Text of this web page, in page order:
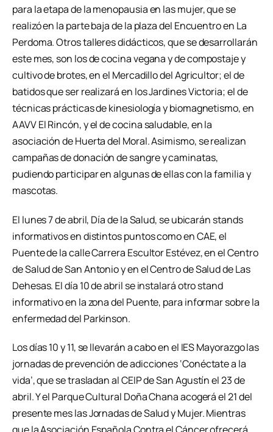
para la etapa de la menopausia en las mujer, que se
realizó en la parte baja de la plaza del Encuentro en La
Perdoma. Otros talleres didácticos, que se desarrollarán
este mes, son los de cocina vegana y de compostaje y
cultivo de brotes, en el Mercadillo del Agricultor; el de
batidos que ser realizará en los Jardines Victoria; el de
técnicas prácticas de kinesiología y biomagnetismo, en
AAVV El Rincón, y el de cocina saludable, en la
asociación de Huerta del Moral. Asimismo, se realizan
campañas de donación de sangre y caminatas,
pudiendo participar en algunas de ellas con la familia y
mascotas.
El lunes 7 de abril, Día de la Salud, se ubicarán stands
informativos en distintos puntos como en CAE, el
Puente de la calle Carrera Escultor Estévez, en el Centro
de Salud de San Antonio y en el Centro de Salud de Las
Dehesas. El día 10 de abril se instalará otro stand
informativo en la zona del Puente, para informar sobre la
enfermedad del Parkinson.
Los días 10 y 11, se llevarán a cabo en el IES Mayorazgo las
jornadas de prevención de adicciones ‘Conéctate a la
vida’, que se trasladan al CEIP de San Agustín el 23 de
abril. Y el Parque Cultural Doña Chana acogerá el 21 del
presente mes las Jornadas de Salud y Mujer. Mientras